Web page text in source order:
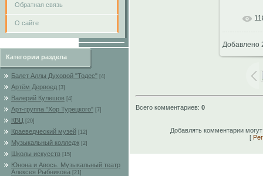
Обратная связь
О сайте
Категории раздела
Балет Аллы Духовой "Тодес" [4]
Артём Дервоед [3]
Валерий Кулешов [4]
Арт-группа "Хор Турецкого" [7]
КВЦ [20]
Краеведческий музей [12]
Музыкальный колледж [2]
Школы искусств [15]
Юнона и Авось. Музыкальный театр
Алексея Рыбникова
[21]
В
Добавлено
Всего комментариев: 0
Добавлять комментарии
[